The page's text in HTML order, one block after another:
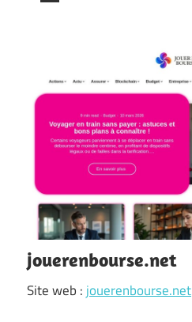
jouerenbourse.net
Site web : jouerenbourse.net